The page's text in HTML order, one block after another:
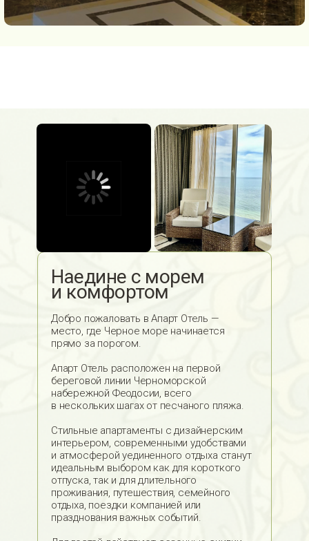
Наедине с морем
и комфортом
Добро пожаловать в Апарт Отель —
место, где Черное море начинается
прямо за порогом.
Апарт Отель расположен на первой
береговой линии Черноморской
набережной Феодосии, всего
в нескольких шагах от песчаного пляжа.
Стильные апартаменты с дизайнерским
интерьером, современными удобствами
и атмосферой уединенного отдыха станут
идеальным выбором как для короткого
отпуска, так и для длительного
проживания, путешествия, семейного
отдыха, поездки компанией или
празднования важных событий.